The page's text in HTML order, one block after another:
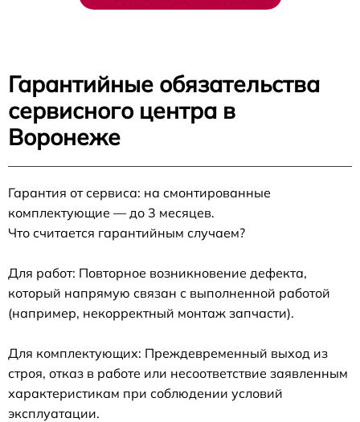
Гарантийные обязательства
сервисного центра в
Воронеже
Гарантия от сервиса: на смонтированные
комплектующие — до 3 месяцев.
Что считается гарантийным случаем?
Для работ: Повторное возникновение дефекта,
который напрямую связан с выполненной работой
(например, некорректный монтаж запчасти).
Для комплектующих: Преждевременный выход из
строя, отказ в работе или несоответствие заявленным
характеристикам при соблюдении условий
эксплуатации.